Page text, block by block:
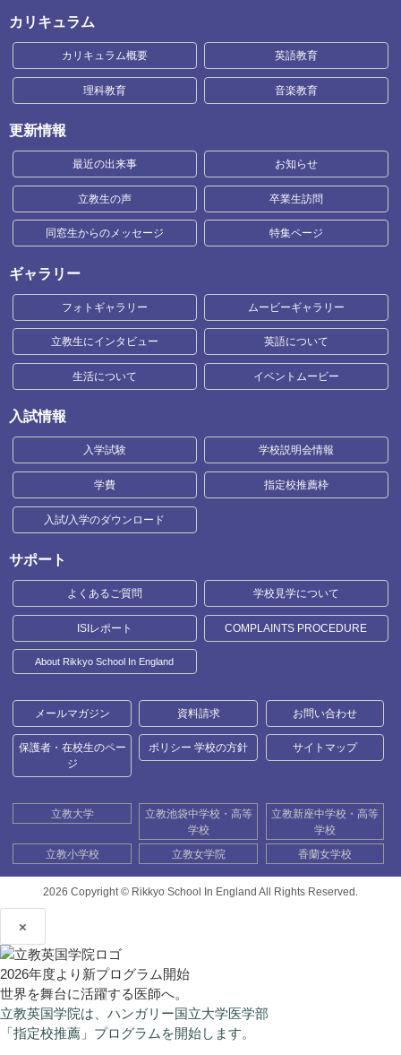
カリキュラム
カリキュラム概要 英語教育
理科教育 音楽教育
更新情報
最近の出来事 お知らせ
立教生の声 卒業生訪問
同窓生からのメッセージ 特集ページ
ギャラリー
フォトギャラリー ムービーギャラリー
立教生にインタビュー 英語について
生活について イベントムービー
入試情報
入学試験 学校説明会情報
学費 指定校推薦枠
入試/入学のダウンロード
サポート
よくあるご質問 学校見学について
ISIレポート COMPLAINTS PROCEDURE
About Rikkyo School In England
メールマガジン 資料請求 お問い合わせ
保護者・在校生のペー
ジ
ポリシー 学校の方針 サイトマップ
立教大学
立教池袋中学校・高等
学校
立教新座中学校・高等
学校
立教小学校
立教女学院 香蘭女学校
2026 Copyright © Rikkyo School In England All Rights Reserved.
×
2026年度より新プログラム開始
世界を舞台に活躍する医師へ。
立教英国学院は、ハンガリー国立大学医学部
「指定校推薦」プログラムを開始します。